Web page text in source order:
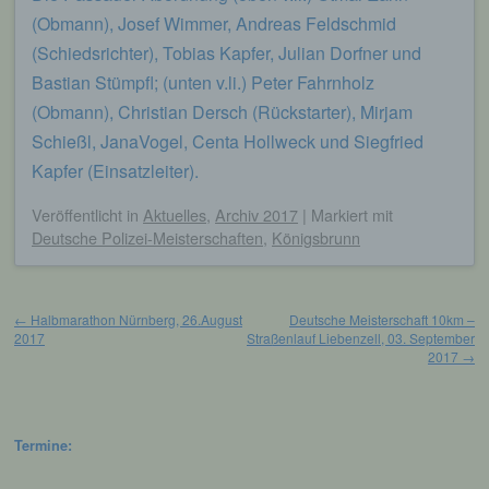
(Obmann), Josef Wimmer, Andreas Feldschmid
(Schiedsrichter), Tobias Kapfer, Julian Dorfner und
Bastian Stümpfl; (unten v.li.) Peter Fahrnholz
(Obmann), Christian Dersch (Rückstarter), Mirjam
Schießl, JanaVogel, Centa Hollweck und Siegfried
Kapfer (Einsatzleiter).
Veröffentlicht in Aktuelles, Archiv 2017 | Markiert mit
Deutsche Polizei-Meisterschaften, Königsbrunn
← Halbmarathon Nürnberg, 26.August
2017
Deutsche Meisterschaft 10km –
Straßenlauf Liebenzell, 03. September
2017 →
Termine:
bestimmten Untersuchungsauftrags nach
dem Unionsrecht oder dem Recht der
Mitgliedstaaten möglicherweise
personenbezogene Daten erhalten, gelten
jedoch nicht als Empfänger.
j) Dritter
Dritter ist eine natürliche oder juristische
Person, Behörde, Einrichtung oder andere
unmittelbaren Verantwortung des
Verantwortlichen oder des